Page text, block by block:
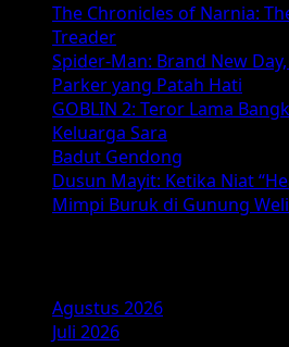
Review
Sinopsis
Lengkap
(2025)
The Chronicles of Narnia:
Treader
Spider-Man: Brand New
Parker yang Patah Hati
GOBLIN 2: Teror Lama
Keluarga Sara
Badut Gendong
Dusun Mayit: Ketika Niat
Mimpi Buruk di Gunung
Agustus 2026
Juli 2026